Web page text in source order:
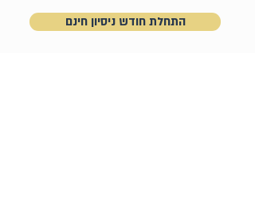
התחלת חודש ניסיון חינם